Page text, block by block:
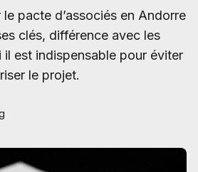
pacte d’associés en Andorre
clés, différence avec les
est indispensable pour éviter
le projet.